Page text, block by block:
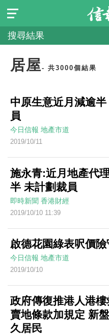
搜尋結果
居屋 - 共3000個結果
中原生意近月減逾
員
今日信報 地產市道
2019/10/11
施永青:近月地產代
半 未計劃裁員
即時新聞 香港財經
2019/10/10 11:39
啟德花園綠表呎價
今日信報 地產市道
2019/10/10
政府傳復推港人港樓
賣地條款加規定 新
久居民